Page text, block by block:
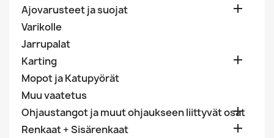
Ajovarusteet ja suojat 
Varikolle
Jarrupalat
Karting

Mopot ja Katupyörät
Muu vaatetus
Ohjaustangot ja muut ohjaukseen liittyvät osat

Renkaat + Sisärenkaat 